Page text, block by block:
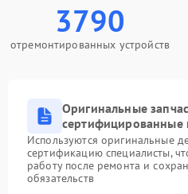
3790
отремонтированных устройств
Оригинальные
сертифицированные
Используются оригинальные
сертификацию специалисты,
работу после ремонта и
обязательств